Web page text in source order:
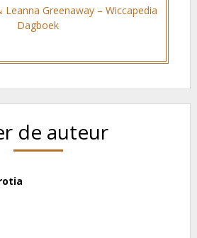
Leanna Greenaway – Wiccapedia
Dagboek
de auteur